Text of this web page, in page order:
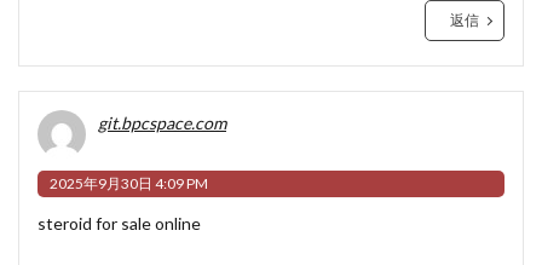
返信
git.bpcspace.com
2025年9月30日 4:09 PM
steroid for sale online